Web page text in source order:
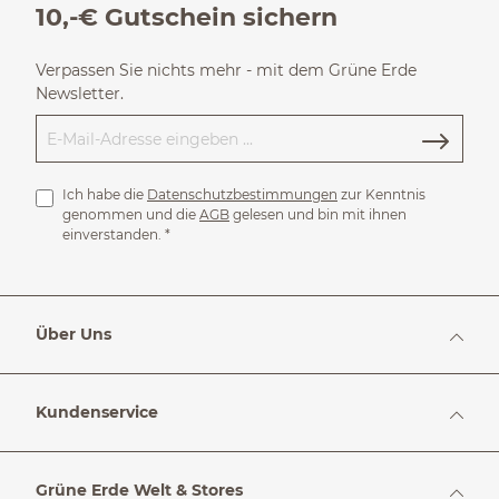
10,-€ Gutschein sichern
Verpassen Sie nichts mehr - mit dem Grüne Erde
Newsletter.
Ich habe die Datenschutzbestimmungen zur Kenntnis
genommen und die AGB gelesen und bin mit ihnen
einverstanden. *
Über Uns
Kundenservice
Grüne Erde Welt & Stores